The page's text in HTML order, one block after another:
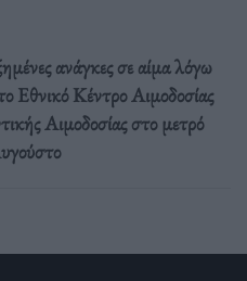
ανάγκες σε αίμα λόγω
Εθνικό Κέντρο Αιμοδοσίας
Αιμοδοσίας στο μετρό